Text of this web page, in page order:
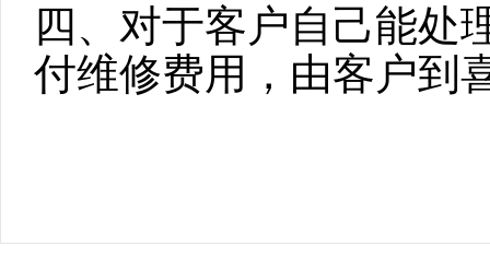
四、对于客户自己能处
付维修费用，由客户到